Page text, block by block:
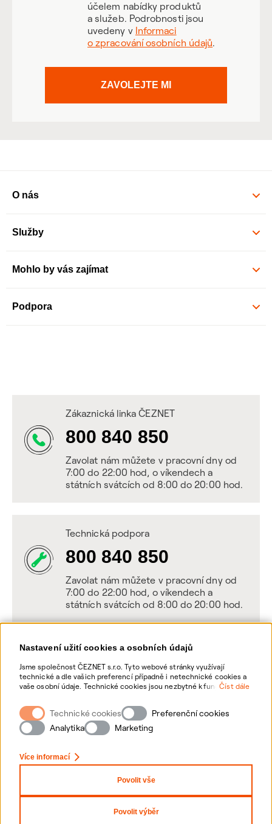
Nastavení užití cookies a osobních údajů
Jsme společnost ČEZNET s.r.o. Tyto webové stránky využívají
technické a dle vašich preferencí případně i netechnické cookies a
vaše osobní údaje. Technické cookies jsou nezbytné k fungování
webové stránky vašim preferencím, k personalizaci reklam a
analytice. Pro sběr a zpracování netechnických cookies a vašich
osobních údajů, nám můžete udělit souhlas. Bližší informace o
vašich právech, zpracování osobních údajů, včetně možnosti
Číst dále
Technické cookies
Preferenční cookies
Analytika
Marketing
Více informací
Povolit vše
Povolit výběr
účelem nabídky produktů
a služeb. Podrobnosti jsou
uvedeny v Informaci
o zpracování osobních údajů.
ZAVOLEJTE MI
O nás
Služby
Mohlo by vás zajímat
Podpora
Zákaznická linka ČEZNET
800 840 850
Zavolat nám můžete v pracovní dny od
7:00 do 22:00 hod, o víkendech a
státních svátcích od 8:00 do 20:00 hod.
Technická podpora
800 840 850
Zavolat nám můžete v pracovní dny od
7:00 do 22:00 hod, o víkendech a
státních svátcích od 8:00 do 20:00 hod.
Napište nám
POSLAT VZKAZ
Zanechte nám vzkaz online, my se vám
ozveme zpět
Ochrana osobních údajů